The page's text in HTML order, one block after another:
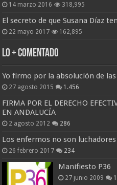
14 marzo 2016 318,995
El secreto de que Susana Díaz
22 mayo 2017 162,895
Lo + Comentado
Yo firmo por la absolución de
27 agosto 2015 1.456
FIRMA POR EL DERECHO
EN ANDALUCÍA
2 agosto 2012 286
Los enfermos no son luchadores
26 febrero 2017 234
Manifiesto P36
27 junio 2009